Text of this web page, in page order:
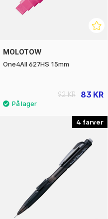
MOLOTOW
One4All 627HS 15mm
83 KR
92 KR
4